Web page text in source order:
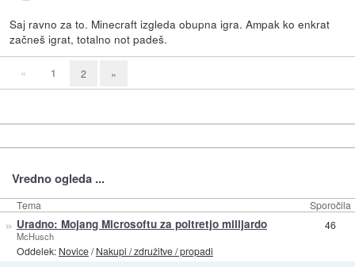
Saj ravno za to. Minecraft izgleda obupna igra. Ampak ko enkrat
začneš igrat, totalno not padeš.
« 1 2 »
Vredno ogleda ...
Tema Sporočila
» Uradno: Mojang Microsoftu za poltretjo milijardo
McHusch
Oddelek: Novice/Nakupi / združitve / propadi
46